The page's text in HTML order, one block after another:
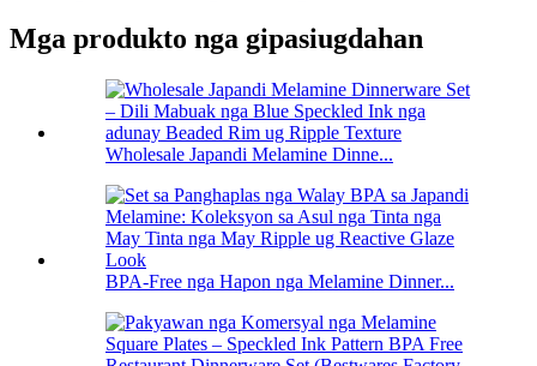
Mga produkto nga gipasiugdahan
Wholesale Japandi Melamine Dinne...
BPA-Free nga Hapon nga Melamine Dinner...